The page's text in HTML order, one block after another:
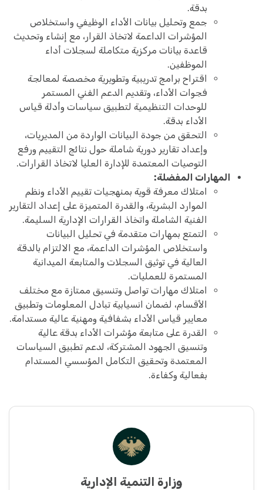
بدقة.
جمع وتحليل بيانات الأداء الوظيفي واستخلاص
المؤشرات الداعمة لاتخاذ القرار، مع إنشاء وتحديث
قاعدة بيانات مركزية متكاملة لسجلات أداء
الموظفين.
اقتراح برامج تدريبية وتطويرية مخصصة لمعالجة
فجوات الأداء، وتقديم الدعم الفني المستمر
للوحدات التنظيمية لتطبيق سياسات وأدلة قياس
الأداء بدقة.
التحقق من جودة البيانات الواردة من المديريات،
وإعداد تقارير دورية شاملة حول نتائج التقييم ورفع
التوصيات المعتمدة للإدارة العليا لاتخاذ القرارات.
المهارات المفضلة:
امتلاك معرفة قوية بمنهجيات تقييم الأداء ونظم
الموارد البشرية، والقدرة المتميزة على إعداد التقارير
الفنية الشاملة واتخاذ القرارات الإدارية السليمة.
التمتع بمهارات متقدمة في تحليل البيانات
واستخلاص المؤشرات الداعمة، مع الالتزام بالدقة
العالية في توثيق السجلات والمتابعة الميدانية
المستمرة للعمليات.
امتلاك مهارات تواصل وتنسيق ممتازة مع مختلف
الأقسام، لضمان انسيابية تبادل المعلومات وتطبيق
معايير قياس الأداء بشفافية ومهنية عالية مستدامة.
القدرة على متابعة مؤشرات الأداء بدقة عالية
وتنسيق الجهود المشتركة، لدعم تطبيق السياسات
المعتمدة وتحقيق التكامل المؤسسي المستدام
بفعالية وكفاءة.
وزارة التنمية الإدارية